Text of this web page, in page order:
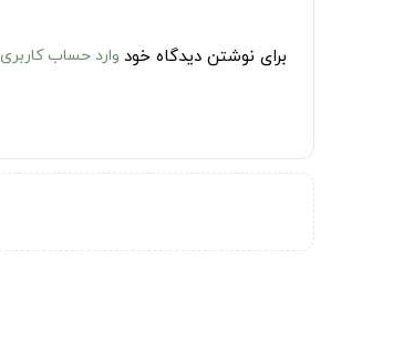
برای نوشتن دیدگاه خود وارد حساب کاربری